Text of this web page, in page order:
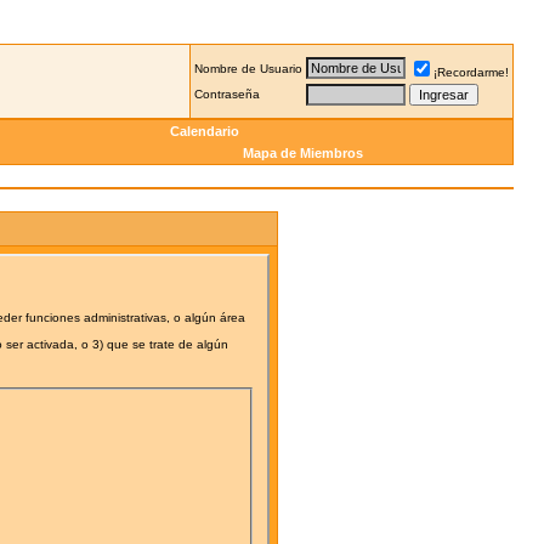
Nombre de Usuario
¡Recordarme!
Contraseña
Calendario
Mapa de Miembros
funciones administrativas, o algún área
activada, o 3) que se trate de algún